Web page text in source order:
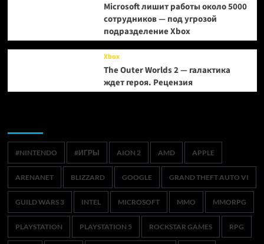
Microsoft лишит работы около 5000
сотрудников — под угрозой
подразделение Xbox
Xbox
The Outer Worlds 2 — галактика
ждет героя. Рецензия
#NINTENDO #ИГРЫ AION 2 AMD APPLE
ARENANET BLIZZARD GOOGLE GRAND THEFT AUTO VI
GUILD WARS 3 INTEL MICROSOFT MMO MMORPG
PLAYSTATION PLAYSTATION 5 ROCKSTAR GAMES RPG